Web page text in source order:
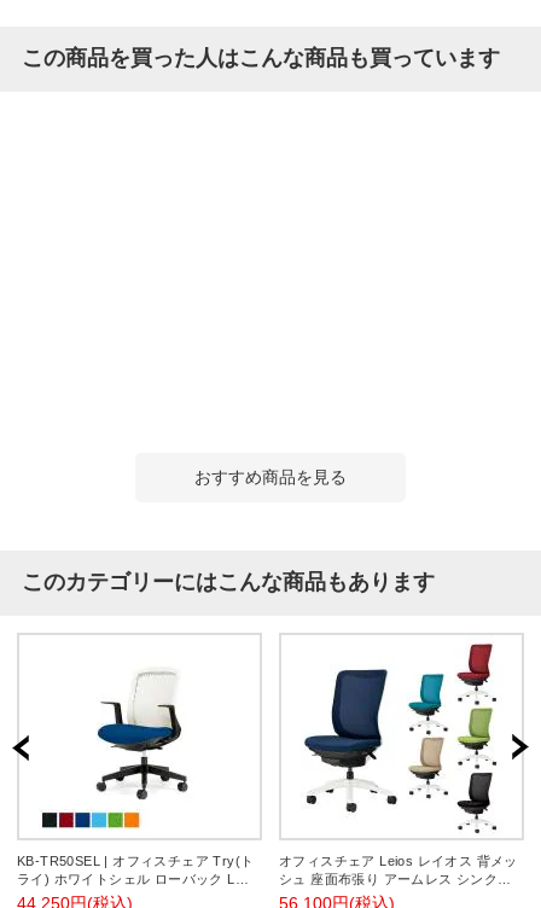
この商品を買った人はこんな商品も買っています
おすすめ商品を見る
このカテゴリーにはこんな商品もあります
KB-TR50SEL | オフィスチェア Try(ト
ライ) ホワイトシェル ローバック L字
肘 3Dフォルムグラデーションメッシュ
44,250円(税込)
オフィスチェア Leios レイオス 背メッ
シュ 座面布張り アームレス シンクロ
ロッキング機構 高さ調節 体圧分散構造
56,100円(税込)